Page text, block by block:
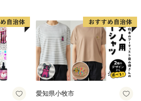
愛知県小牧市